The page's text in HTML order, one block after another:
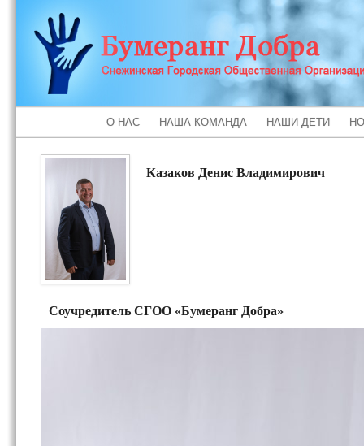
О НАС НАША КОМАНДА НАШИ ДЕТИ
Казаков Денис Владимирович
Соучредитель СГОО «Бумеранг Добра»